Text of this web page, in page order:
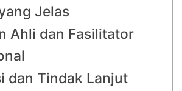
Jelas
Ahli dan Fasilitator
dan Tindak Lanjut